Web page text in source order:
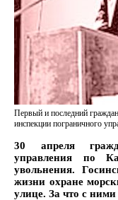
Первый и последний
инспекции пограничного
30 апреля
управления по
увольнения.
жизни охране
улице. За что с ними